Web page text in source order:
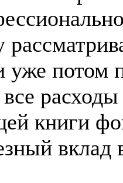
уже потом
книги